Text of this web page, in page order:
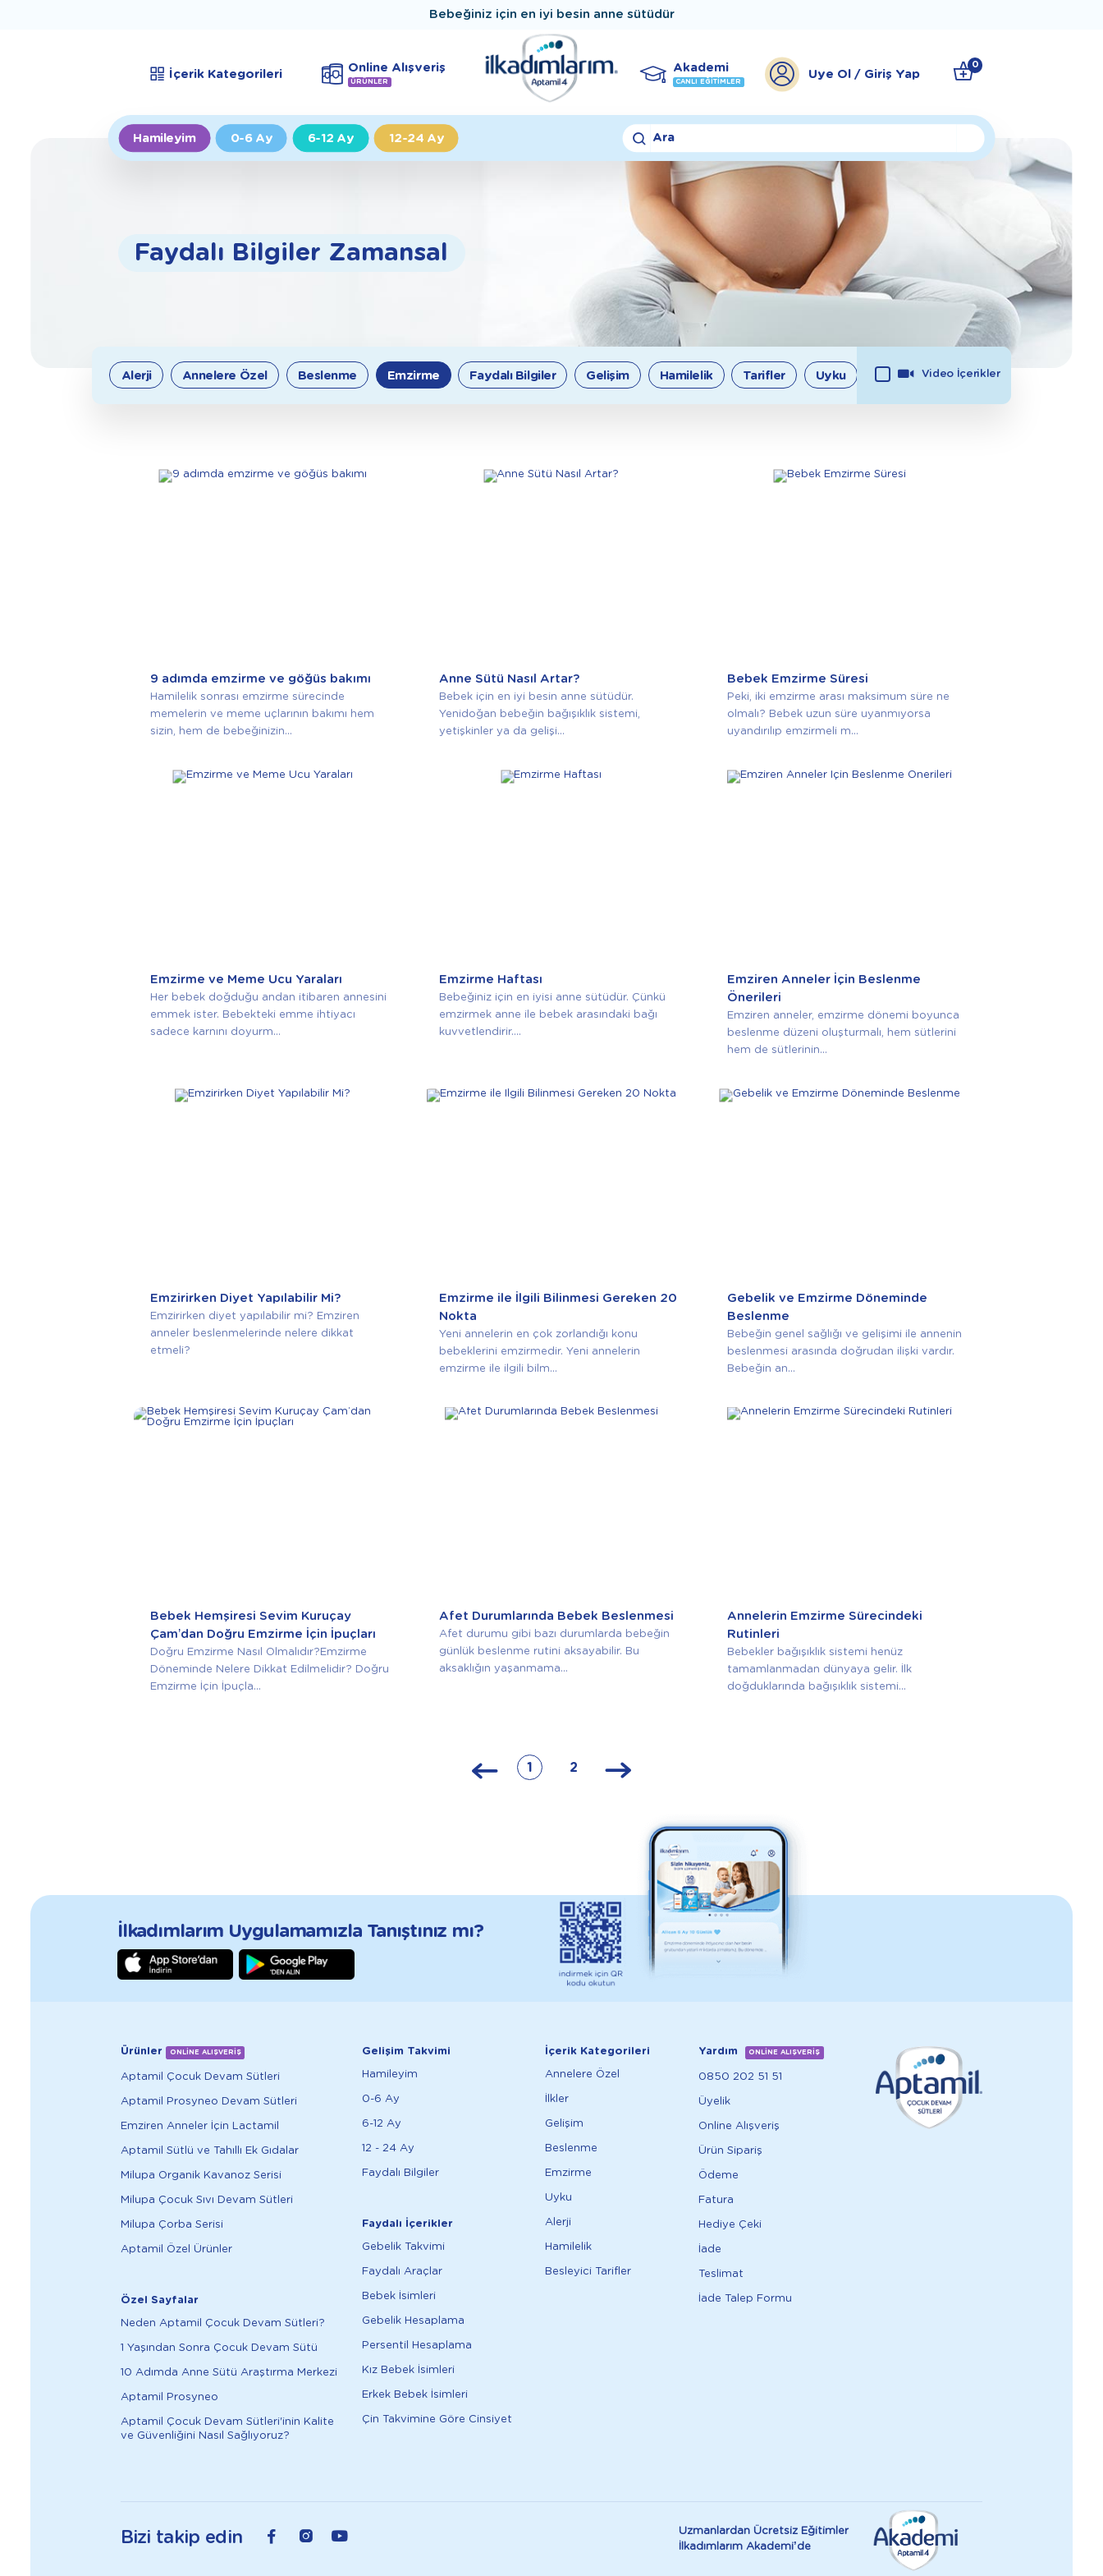
Bebeğiniz için en iyi besin anne sütüdür
İçerik Kategorileri
Online Alışveriş
ÜRÜNLER
Akademi
CANLI EĞITIMLER
Üye Ol / Giriş Yap
0
Hamileyim 0-6 Ay 6-12 Ay 12-24 Ay Ara
Faydalı Bilgiler Zamansal
Alerji Annelere Özel Beslenme Emzirme Faydalı Bilgiler Gelişim Hamilelik Tarifler Uyku İlkler Video İçerikler
9 adımda emzirme ve göğüs bakımı
Hamilelik sonrası emzirme sürecinde
memelerin ve meme uçlarının bakımı hem
sizin, hem de bebeğinizin...
Anne Sütü Nasıl Artar?
Bebek için en iyi besin anne sütüdür.
Yenidoğan bebeğin bağışıklık sistemi,
yetişkinler ya da gelişi...
Bebek Emzirme Süresi
Peki, iki emzirme arası maksimum süre ne
olmalı? Bebek uzun süre uyanmıyorsa
uyandırılıp emzirmeli m...
Emzirme ve Meme Ucu Yaraları
Her bebek doğduğu andan itibaren annesini
emmek ister. Bebekteki emme ihtiyacı
sadece karnını doyurm...
Emzirme Haftası
Bebeğiniz için en iyisi anne sütüdür. Çünkü
emzirmek anne ile bebek arasındaki bağı
kuvvetlendirir....
Emziren Anneler İçin Beslenme
Önerileri
Emziren anneler, emzirme dönemi boyunca
beslenme düzeni oluşturmalı, hem sütlerini
hem de sütlerinin...
Emzirirken Diyet Yapılabilir Mi?
Emzirirken diyet yapılabilir mi? Emziren
anneler beslenmelerinde nelere dikkat
etmeli?
Emzirme ile İlgili Bilinmesi Gereken 20
Nokta
Yeni annelerin en çok zorlandığı konu
bebeklerini emzirmedir. Yeni annelerin
emzirme ile ilgili bilm...
Gebelik ve Emzirme Döneminde
Beslenme
Bebeğin genel sağlığı ve gelişimi ile annenin
beslenmesi arasında doğrudan ilişki vardır.
Bebeğin an...
Bebek Hemşiresi Sevim Kuruçay
Çam’dan Doğru Emzirme İçin İpuçları
Doğru Emzirme Nasıl Olmalıdır?Emzirme
Döneminde Nelere Dikkat Edilmelidir? Doğru
Emzirme İçin İpuçla...
Afet Durumlarında Bebek Beslenmesi
Afet durumu gibi bazı durumlarda bebeğin
günlük beslenme rutini aksayabilir. Bu
aksaklığın yaşanmama...
Annelerin Emzirme Sürecindeki
Rutinleri
Bebekler bağışıklık sistemi henüz
tamamlanmadan dünyaya gelir. İlk
doğduklarında bağışıklık sistemi...
1 2
İlkadımlarım Uygulamamızla Tanıştınız mı?
Ürünler ONLİNE ALIŞVERİŞ
Aptamil Çocuk Devam Sütleri
Aptamil Prosyneo Devam Sütleri
Emziren Anneler İçin Lactamil
Aptamil Sütlü ve Tahıllı Ek Gıdalar
Milupa Organik Kavanoz Serisi
Milupa Çocuk Sıvı Devam Sütleri
Milupa Çorba Serisi
Aptamil Özel Ürünler
Özel Sayfalar
Neden Aptamil Çocuk Devam Sütleri?
1 Yaşından Sonra Çocuk Devam Sütü
10 Adımda Anne Sütü Araştırma Merkezi
Aptamil Prosyneo
Aptamil Çocuk Devam Sütleri'inin Kalite
ve Güvenliğini Nasıl Sağlıyoruz?
Gelişim Takvimi
Hamileyim
0-6 Ay
6-12 Ay
12 - 24 Ay
Faydalı Bilgiler
Faydalı İçerikler
Gebelik Takvimi
Faydalı Araçlar
Bebek İsimleri
Gebelik Hesaplama
Persentil Hesaplama
Kız Bebek İsimleri
Erkek Bebek İsimleri
Çin Takvimine Göre Cinsiyet
İçerik Kategorileri
Annelere Özel
İlkler
Gelişim
Beslenme
Emzirme
Uyku
Alerji
Hamilelik
Besleyici Tarifler
Yardım ONLİNE ALIŞVERİŞ
0850 202 51 51
Üyelik
Online Alışveriş
Ürün Sipariş
Ödeme
Fatura
Hediye Çeki
İade
Teslimat
İade Talep Formu
Bizi takip edin
Uzmanlardan Ücretsiz Eğitimler
İlkadımlarım Akademi’de